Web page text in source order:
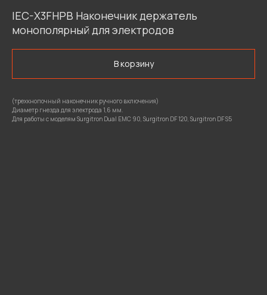
IEC-X3FHPB Наконечник держатель
монополярный для электродов
В корзину
(трехкнопочный наконечник ручного включения)
Диаметр гнезда для электрода 1,6 мм.
Для работы с моделям Surgitron Dual ЕМС 90, Surgitron DF 120, Surgitron DF S5